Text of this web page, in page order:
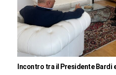
Incontro tra il Presidente Bardi